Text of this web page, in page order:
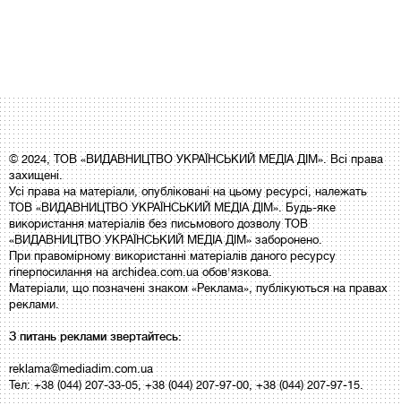
© 2024, ТОВ «ВИДАВНИЦТВО УКРАЇНСЬКИЙ МЕДІА ДІМ». Всі права
захищені.
Усі права на матеріали, опубліковані на цьому ресурсі, належать
ТОВ «ВИДАВНИЦТВО УКРАЇНСЬКИЙ МЕДІА ДІМ». Будь-яке
використання матеріалів без письмового дозволу ТОВ
«ВИДАВНИЦТВО УКРАЇНСЬКИЙ МЕДІА ДІМ» заборонено.
При правомірному використанні матеріалів даного ресурсу
гіперпосилання на archidea.com.ua обов'язкова.
Матеріали, що позначені знаком «Реклама», публікуються на правах
реклами.
З питань реклами звертайтесь:
reklama@mediadim.com.ua
Тел: +38 (044) 207-33-05, +38 (044) 207-97-00, +38 (044) 207-97-15.